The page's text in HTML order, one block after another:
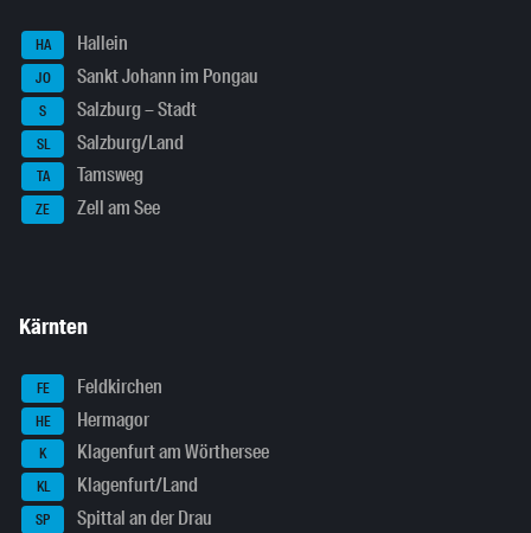
HA Hallein
JO Sankt Johann im Pongau
S Salzburg – Stadt
SL Salzburg/Land
TA Tamsweg
ZE Zell am See
Kärnten
FE Feldkirchen
HE Hermagor
K Klagenfurt am Wörthersee
KL Klagenfurt/Land
SP Spittal an der Drau